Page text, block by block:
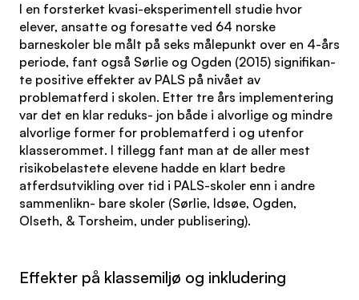
I en forsterket kvasi-eksperimentell studie hvor
elever, ansatte og foresatte ved 64 norske
barneskoler ble målt på seks målepunkt over en 4-års
periode, fant også Sørlie og Ogden (2015) signifikan-
te positive effekter av PALS på nivået av
problematferd i skolen. Etter tre års implementering
var det en klar reduks- jon både i alvorlige og mindre
alvorlige former for problematferd i og utenfor
klasserommet. I tillegg fant man at de aller mest
risikobelastete elevene hadde en klart bedre
atferdsutvikling over tid i PALS-skoler enn i andre
sammenlikn- bare skoler (Sørlie, Idsøe, Ogden,
Olseth, & Torsheim, under publisering).
Effekter på klassemiljø og inkludering